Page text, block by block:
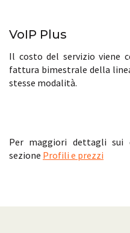
VoIP Plus
Il costo del servizio viene
fattura bimestrale della
stesse modalità.
Per maggiori dettagli sui
sezione Profili e prezzi